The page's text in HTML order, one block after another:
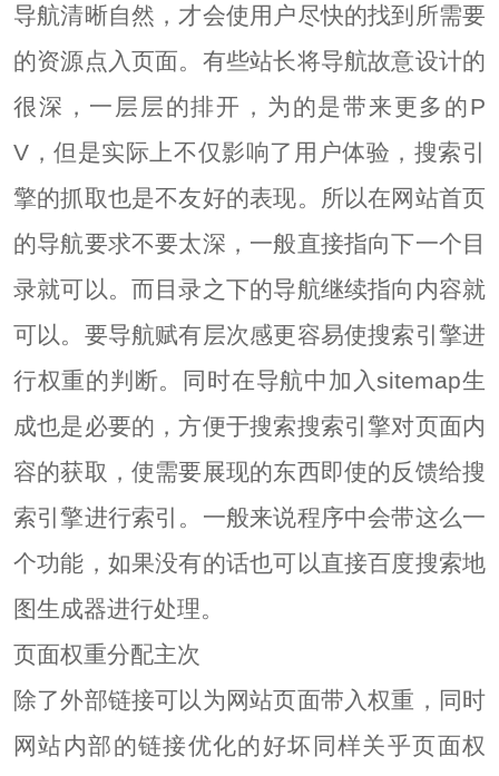
导航清晰自然，才会使用户尽快的找到所需要
的资源点入页面。有些站长将导航故意设计的
很深，一层层的排开，为的是带来更多的P
V，但是实际上不仅影响了用户体验，搜索引
擎的抓取也是不友好的表现。所以在网站首页
的导航要求不要太深，一般直接指向下一个目
录就可以。而目录之下的导航继续指向内容就
可以。要导航赋有层次感更容易使搜索引擎进
行权重的判断。同时在导航中加入sitemap生
成也是必要的，方便于搜索搜索引擎对页面内
容的获取，使需要展现的东西即使的反馈给搜
索引擎进行索引。一般来说程序中会带这么一
个功能，如果没有的话也可以直接百度搜索地
图生成器进行处理。
页面权重分配主次
除了外部链接可以为网站页面带入权重，同时
网站内部的链接优化的好坏同样关乎页面权